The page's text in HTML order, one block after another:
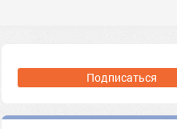
Подписаться